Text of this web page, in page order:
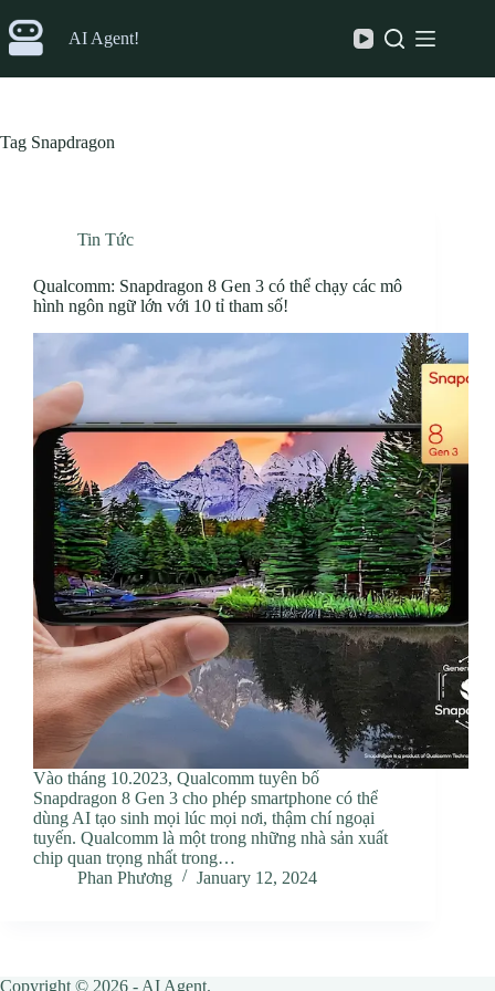
to
content
AI Agent!
Tag Snapdragon
Tin Tức
Qualcomm: Snapdragon 8 Gen 3 có thể chạy các mô
hình ngôn ngữ lớn với 10 tỉ tham số!
Vào tháng 10.2023, Qualcomm tuyên bố
Snapdragon 8 Gen 3 cho phép smartphone có thể
dùng AI tạo sinh mọi lúc mọi nơi, thậm chí ngoại
tuyến. Qualcomm là một trong những nhà sản xuất
chip quan trọng nhất trong…
Phan Phương
January 12, 2024
Copyright © 2026 - AI Agent.